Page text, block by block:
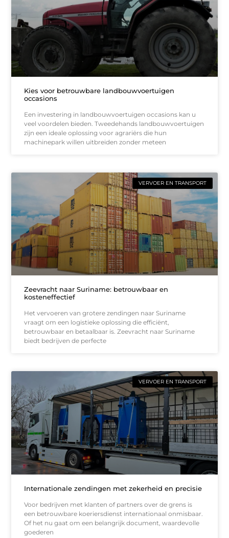
Kies voor betrouwbare landbouwvoertuigen
occasions
Een investering in landbouwvoertuigen occasions kan u
veel voordelen bieden. Tweedehands landbouwvoertuigen
zijn een ideale oplossing voor agrariërs die hun
machinepark willen uitbreiden zonder meteen
VERVOER EN TRANSPORT
Zeevracht naar Suriname: betrouwbaar en
kosteneffectief
Het vervoeren van grotere zendingen naar Suriname
vraagt om een logistieke oplossing die efficiënt,
betrouwbaar en betaalbaar is. Zeevracht naar Suriname
biedt bedrijven de perfecte
VERVOER EN TRANSPORT
Internationale zendingen met zekerheid en precisie
Voor bedrijven met klanten of partners over de grens is
een betrouwbare koeriersdienst internationaal onmisbaar.
Of het nu gaat om een belangrijk document, waardevolle
goederen